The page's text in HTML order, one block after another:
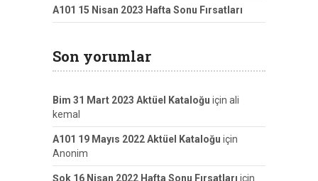
A101 15 Nisan 2023 Hafta Sonu Fırsatları
Son yorumlar
Bim 31 Mart 2023 Aktüel Kataloğu için ali
kemal
A101 19 Mayıs 2022 Aktüel Kataloğu için
Anonim
Şok 16 Nisan 2022 Hafta Sonu Fırsatları için